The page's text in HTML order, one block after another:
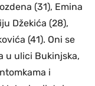
(31), Emina
Džekića (28),
(41). Oni se
u ulici Bukinjska,
i